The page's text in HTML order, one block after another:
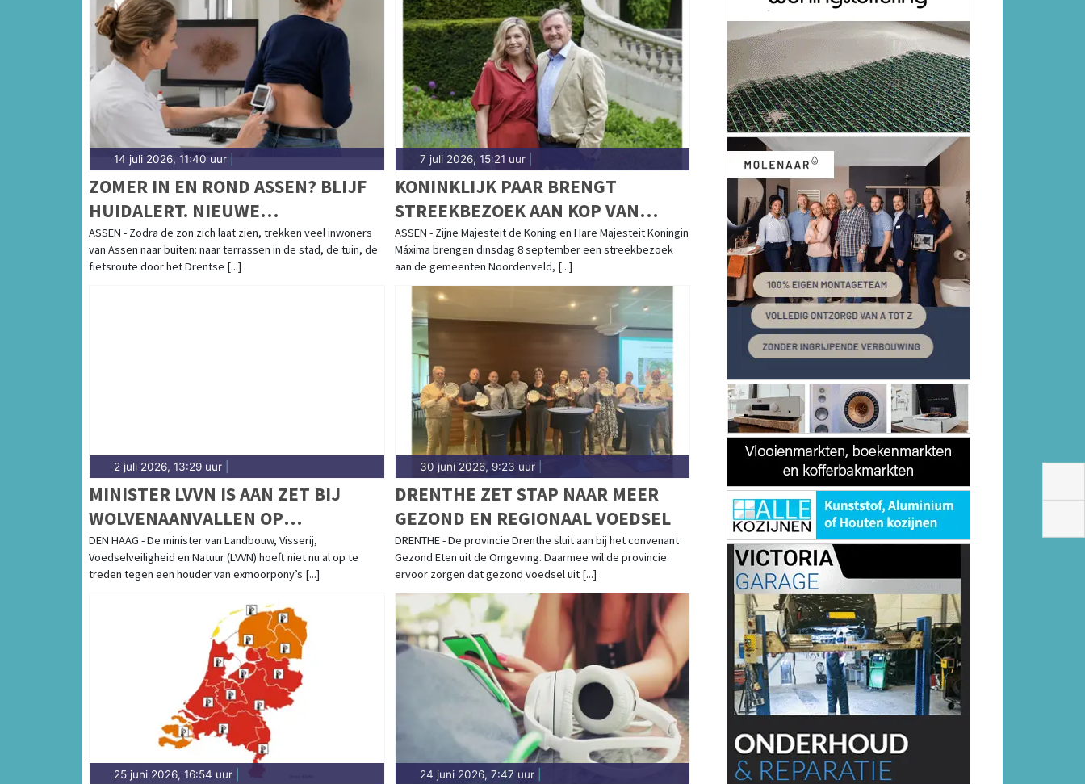
14 juli 2026, 11:40 uur
ZOMER IN EN ROND ASSEN? BLIJF
HUIDALERT. NIEUWE
HUIDKANKERCAMPAGNE GESTART
ASSEN - Zodra de zon zich laat zien, trekken veel inwoners
van Assen naar buiten: naar terrassen in de stad, de tuin, de
fietsroute door het Drentse [...]
7 juli 2026, 15:21 uur|
KONINKLIJK PAAR BRENGT
STREEKBEZOEK AAN KOP VAN
DRENTHE
ASSEN - Zijne Majesteit de Koning en Hare Majesteit Koningin
Máxima brengen dinsdag 8 september een streekbezoek
aan de gemeenten Noordenveld, [...]
2 juli 2026, 13:29 uur
MINISTER LVVN IS AAN ZET BIJ
WOLVENAANVALLEN OP
PONYVEULENS IN DRENTS-FRIESE
WOLD
DEN HAAG - De minister van Landbouw, Visserij,
Voedselveiligheid en Natuur (LVVN) hoeft niet nu al op te
treden tegen een houder van exmoorpony’s [...]
30 juni 2026, 9:23 uur|
DRENTHE ZET STAP NAAR MEER
GEZOND EN REGIONAAL VOEDSEL
DRENTHE - De provincie Drenthe sluit aan bij het convenant
Gezond Eten uit de Omgeving. Daarmee wil de provincie
ervoor zorgen dat gezond voedsel uit [...]
25 juni 2026, 16:54 uur 24 juni 2026, 7:47 uur|